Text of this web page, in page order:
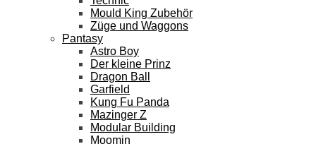
Mould King Zubehör
Züge und Waggons
Pantasy
Astro Boy
Der kleine Prinz
Dragon Ball
Garfield
Kung Fu Panda
Mazinger Z
Modular Building
Moomin